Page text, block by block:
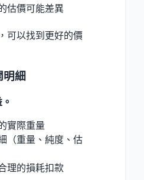
估價可能差異
可以找到更好的價
明細
實際重量
（重量、純度、估
理的損耗扣款